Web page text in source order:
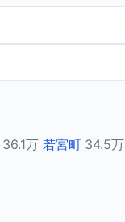
36.1万 若宮町 34.5万